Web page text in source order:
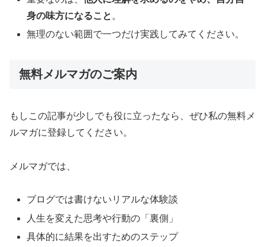
身の味方になること 。
無理のない範囲で一つだけ実践してみてください。
無料メルマガのご案内
もしこの記事が少しでも役に立ったなら、ぜひ私の無料メ
ルマガに登録してください。
メルマガでは、
ブログでは書けないリアルな体験談
人生を変えた思考や行動の「裏側」
具体的に結果を出すためのステップ